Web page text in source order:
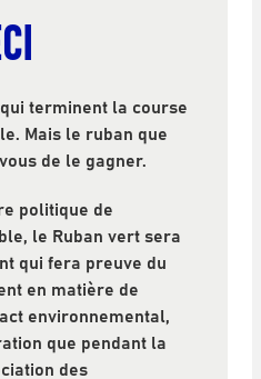
terminent la course
Mais le ruban que
de le gagner.
politique de
le Ruban vert sera
qui fera preuve du
en matière de
environnemental,
que pendant la
des